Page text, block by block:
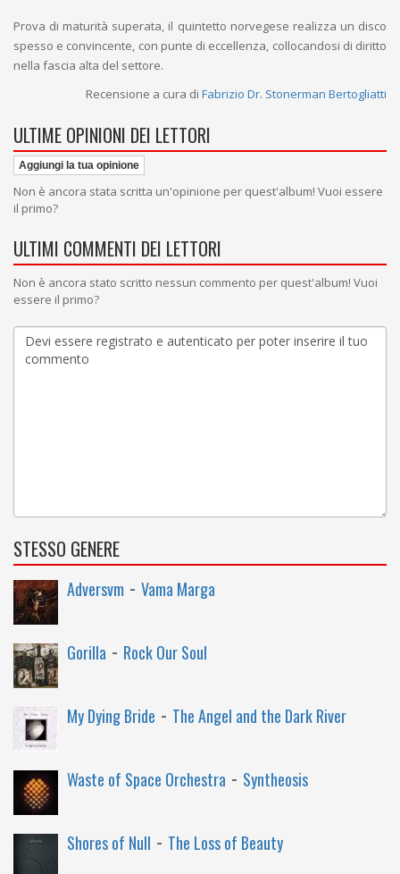
Prova di maturità superata, il quintetto norvegese realizza un disco
spesso e convincente, con punte di eccellenza, collocandosi di diritto
nella fascia alta del settore.
Recensione a cura di Fabrizio Dr. Stonerman Bertogliatti
ULTIME OPINIONI DEI LETTORI
Aggiungi la tua opinione
Non è ancora stata scritta un'opinione per quest'album! Vuoi essere
il primo?
ULTIMI COMMENTI DEI LETTORI
Non è ancora stato scritto nessun commento per quest'album! Vuoi
essere il primo?
STESSO GENERE
Adversvm - Vama Marga
Gorilla - Rock Our Soul
My Dying Bride - The Angel and the Dark River
Waste of Space Orchestra - Syntheosis
Shores of Null - The Loss of Beauty